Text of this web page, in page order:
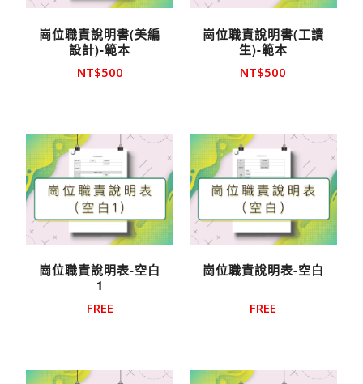
崗位職責說明書(美編
設計)-範本
NT$500
崗位職責說明書(工讀
生)-範本
NT$500
崗位職責說明表-空白
1
FREE
崗位職責說明表-空白
FREE